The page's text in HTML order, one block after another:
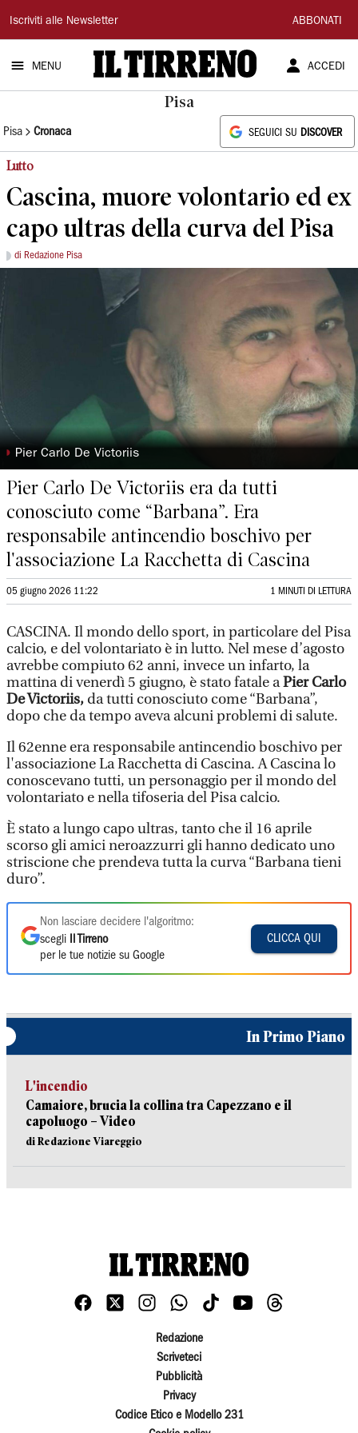
Il
Tirreno
Iscriviti alle Newsletter ABBONATI
MENU ACCEDI
Pisa
Pisa Cronaca SEGUICI SU DISCOVER
Lutto
Cascina, muore volontario ed ex
capo ultras della curva del Pisa
di Redazione Pisa
◗ Pier Carlo De Victoriis
Pier Carlo De Victoriis era da tutti
conosciuto come “Barbana”. Era
responsabile antincendio boschivo per
l'associazione La Racchetta di Cascina
05 giugno 2026 11:22 1 MINUTI DI LETTURA
CASCINA. Il mondo dello sport, in particolare del Pisa
calcio, e del volontariato è in lutto. Nel mese d’agosto
avrebbe compiuto 62 anni, invece un infarto, la
mattina di venerdì 5 giugno, è stato fatale aPier Carlo
De Victoriis, da tutti conosciuto come “Barbana”,
dopo che da tempo aveva alcuni problemi di salute.
Il 62enne era responsabile antincendio boschivo per
l'associazione La Racchetta di Cascina. A Cascina lo
conoscevano tutti, un personaggio per il mondo del
volontariato e nella tifoseria del Pisa calcio.
È stato a lungo capo ultras, tanto che il 16 aprile
scorso gli amici neroazzurri gli hanno dedicato uno
striscione che prendeva tutta la curva “Barbana tieni
duro”.
Non lasciare decidere l'algoritmo:
scegli
Il Tirreno
per le tue notizie su Google
CLICCA QUI
In Primo Piano
L'incendio
Camaiore, brucia la collina tra Capezzano e il
capoluogo – Video
di Redazione Viareggio
Redazione
Scriveteci
Pubblicità
Privacy
Codice Etico e Modello 231